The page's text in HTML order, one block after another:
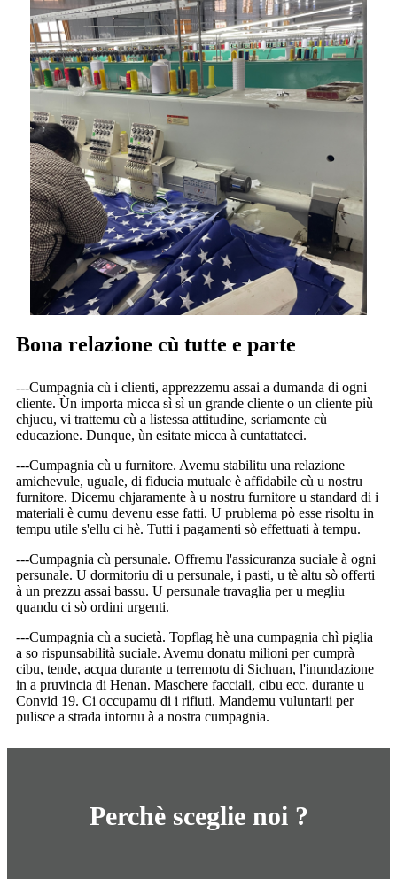
Bona relazione cù tutte e parte
---Cumpagnia cù i clienti, apprezzemu assai a dumanda di ogni
cliente. Ùn importa micca sì sì un grande cliente o un cliente più
chjucu, vi trattemu cù a listessa attitudine, seriamente cù
educazione. Dunque, ùn esitate micca à cuntattateci.
---Cumpagnia cù u furnitore. Avemu stabilitu una relazione
amichevule, uguale, di fiducia mutuale è affidabile cù u nostru
furnitore. Dicemu chjaramente à u nostru furnitore u standard di i
materiali è cumu devenu esse fatti. U prublema pò esse risoltu in
tempu utile s'ellu ci hè. Tutti i pagamenti sò effettuati à tempu.
---Cumpagnia cù persunale. Offremu l'assicuranza suciale à ogni
persunale. U dormitoriu di u persunale, i pasti, u tè altu sò offerti
à un prezzu assai bassu. U persunale travaglia per u megliu
quandu ci sò ordini urgenti.
---Cumpagnia cù a sucietà. Topflag hè una cumpagnia chì piglia
a so rispunsabilità suciale. Avemu donatu milioni per cumprà
cibu, tende, acqua durante u terremotu di Sichuan, l'inundazione
in a pruvincia di Henan. Maschere facciali, cibu ecc. durante u
Convid 19. Ci occupamu di i rifiuti. Mandemu vuluntarii per
pulisce a strada intornu à a nostra cumpagnia.
Perchè sceglie noi ?